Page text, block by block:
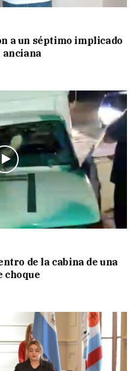
a un séptimo implicado
anciana
de la cabina de una
choque